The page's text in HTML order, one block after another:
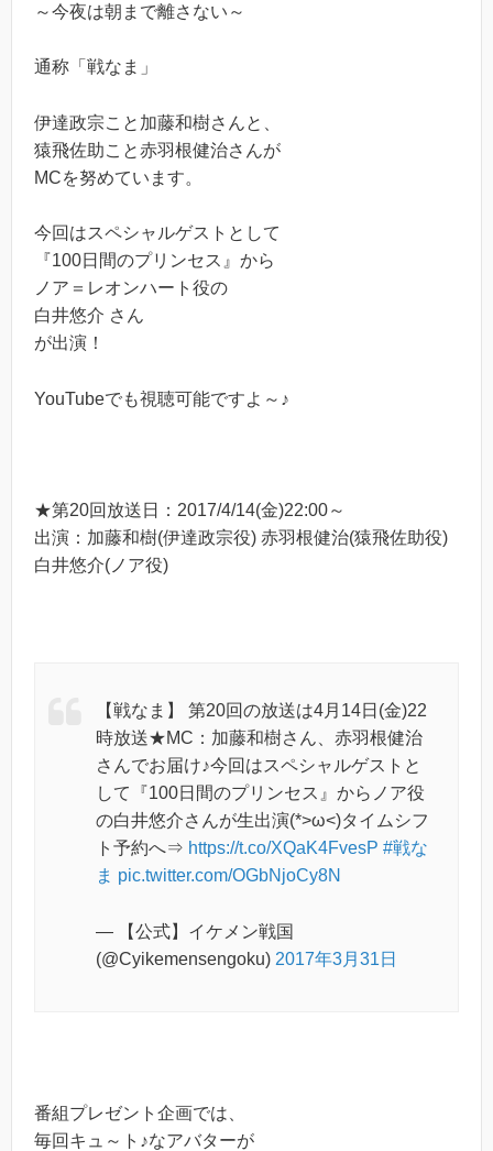
～今夜は朝まで離さない～
通称「戦なま」
伊達政宗こと加藤和樹さんと、
猿飛佐助こと赤羽根健治さんが
MCを努めています。
今回はスペシャルゲストとして
『100日間のプリンセス』から
ノア＝レオンハート役の
白井悠介 さん
が出演！
YouTubeでも視聴可能ですよ～♪
★第20回放送日：2017/4/14(金)22:00～
出演：加藤和樹(伊達政宗役) 赤羽根健治(猿飛佐助役)
白井悠介(ノア役)
【戦なま】 第20回の放送は4月14日(金)22
時放送★MC：加藤和樹さん、赤羽根健治
さんでお届け♪今回はスペシャルゲストと
して『100日間のプリンセス』からノア役
の白井悠介さんが生出演(*>ω<)タイムシフ
ト予約へ⇒ https://t.co/XQaK4FvesP #戦な
ま pic.twitter.com/OGbNjoCy8N
— 【公式】イケメン戦国
(@Cyikemensengoku) 2017年3月31日
番組プレゼント企画では、
毎回キュ～ト♪なアバターが